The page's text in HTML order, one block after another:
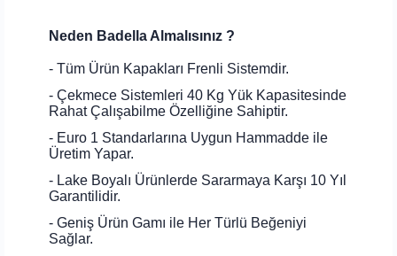
Neden Badella Almalısınız ?
- Tüm Ürün Kapakları Frenli Sistemdir.
- Çekmece Sistemleri 40 Kg Yük Kapasitesinde
Rahat Çalışabilme Özelliğine Sahiptir.
- Euro 1 Standarlarına Uygun Hammadde ile
Üretim Yapar.
- Lake Boyalı Ürünlerde Sararmaya Karşı 10 Yıl
Garantilidir.
- Geniş Ürün Gamı ile Her Türlü Beğeniyi
Sağlar.